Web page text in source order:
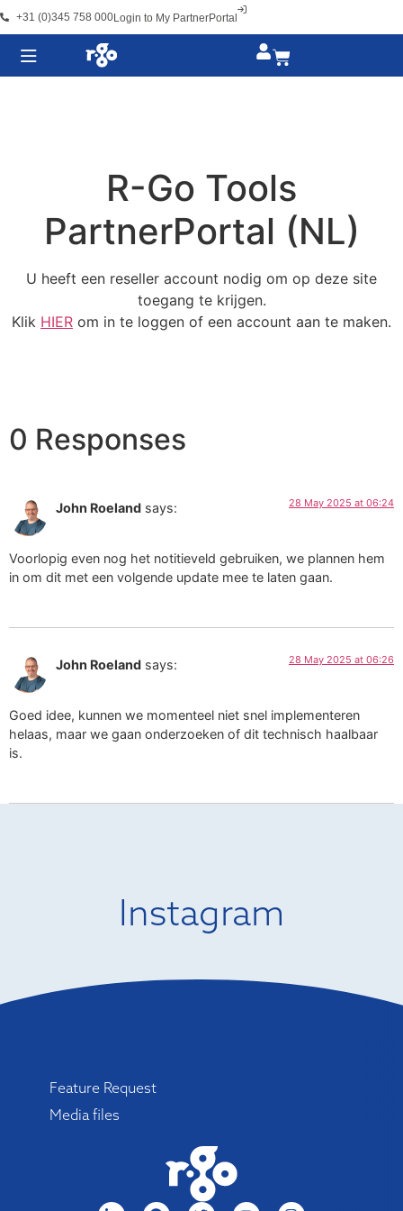
+31 (0)345 758 000Login to My PartnerPortal
R-Go Tools
PartnerPortal (NL)
U heeft een reseller account nodig om op deze site
toegang te krijgen.
Klik HIER om in te loggen of een account aan te maken.
0 Responses
John Roeland says: 28 May 2025 at 06:24
Voorlopig even nog het notitieveld gebruiken, we plannen hem
in om dit met een volgende update mee te laten gaan.
John Roeland says: 28 May 2025 at 06:26
Goed idee, kunnen we momenteel niet snel implementeren
helaas, maar we gaan onderzoeken of dit technisch haalbaar
is.
Instagram
Feature Request
Media files